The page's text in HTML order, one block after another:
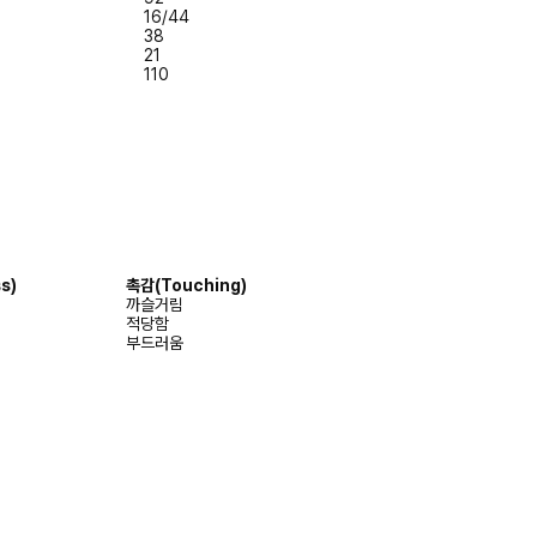
16/44
38
21
110
촉감(Touching)
까슬거림
적당함
부드러움